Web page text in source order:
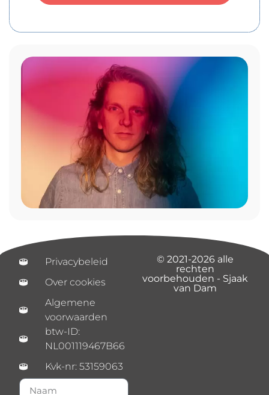
Privacybeleid
Over cookies
Algemene
voorwaarden
btw-ID:
NL001119467B66
Kvk-nr: 53159063
© 2021-2026 alle
rechten
voorbehouden - Sjaak
van Dam